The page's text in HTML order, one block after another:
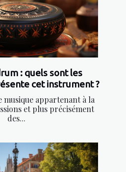
: quels sont les
cet instrument ?
appartenant à la
et plus précisément
des...